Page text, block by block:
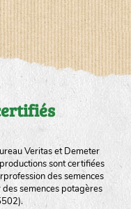
Veritas et Demeter
sont certifiées
des semences
semences potagères